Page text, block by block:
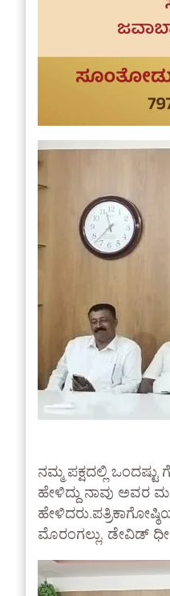
ನಮ್ಮ ಪಕ್ಷದಲ್ಲಿ
ಹೇಳಿದ್ದು ನಾವು ಅವರ
ಮೊರಂಗಲ್ಲು, ಡೇವಿಡ್ ಧೀರಾ